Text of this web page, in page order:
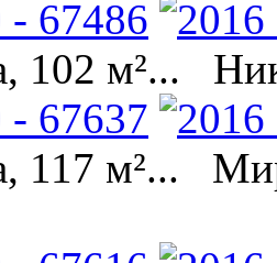
102 м²...
117 м²...